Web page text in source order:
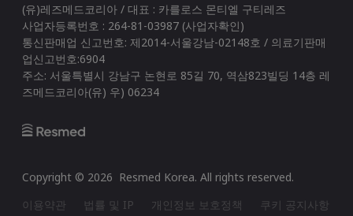
(유)레즈메드코리아 / 대표 : 카를로스 몬티엘 구티레즈
사업자등록번호 : 264-81-03987 (사업자확인)
통신판매업 신고번호: 제2014-서울강남-02148호 / 의료기판매
업신고번호:6904
주소: 서울특별시 강남구 논현로 85길 70, 역삼823빌딩 14층 레
즈메드코리아(유) 우) 06234
Copyright © 2026 Resmed Korea. All rights reserved.
이용약관
법률 및 IP 개인정보 보호정책 쿠키 공지사항